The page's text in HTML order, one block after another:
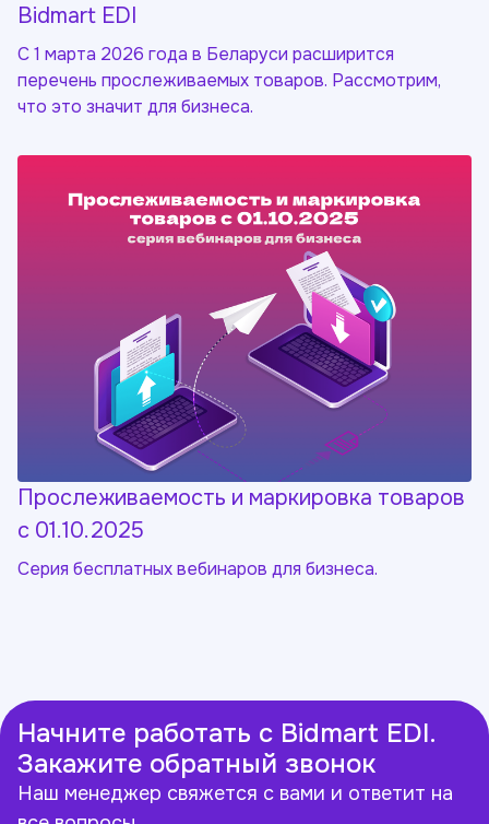
Bidmart EDI
С 1 марта 2026 года в Беларуси расширится
перечень прослеживаемых товаров. Рассмотрим,
что это значит для бизнеса.
Прослеживаемость и маркировка товаров
с 01.10.2025
Серия бесплатных вебинаров для бизнеса.
Начните работать с Bidmart EDI.
Закажите обратный звонок
Наш менеджер свяжется с вами и ответит на